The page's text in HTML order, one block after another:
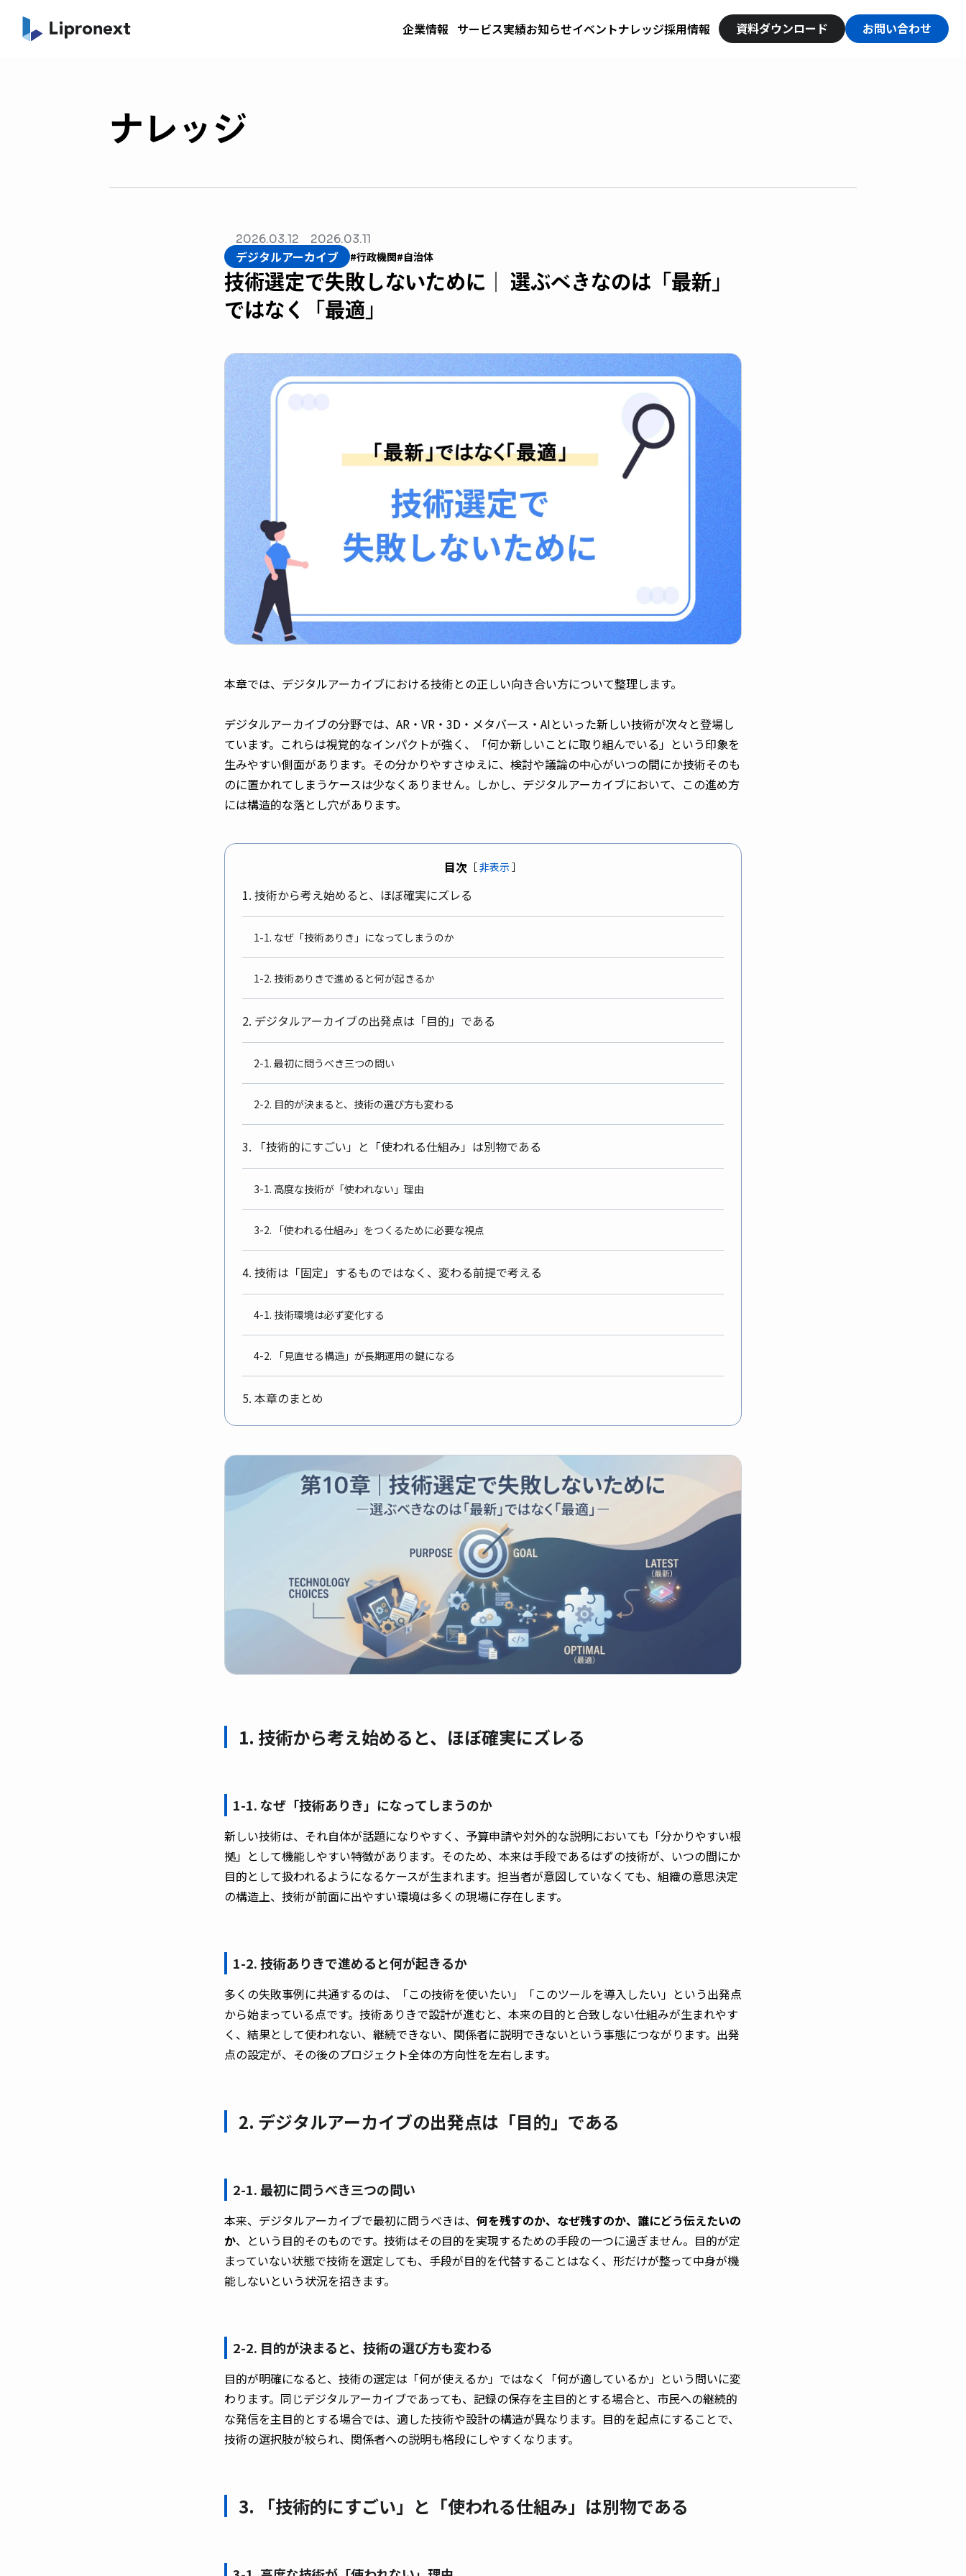
企業情報 サービス実績お知らせイベントナレッジ採用情報 資料ダウンロード お問い合わせ
ナレッジ
2026.03.12 2026.03.11
デジタルアーカイブ #行政機関#自治体
技術選定で失敗しないために｜ 選ぶべきなのは「最新」
ではなく「最適」
本章では、デジタルアーカイブにおける技術との正しい向き合い方について整理します。
デジタルアーカイブの分野では、AR・VR・3D・メタバース・AIといった新しい技術が次々と登場し
ています。これらは視覚的なインパクトが強く、「何か新しいことに取り組んでいる」という印象を
生みやすい側面があります。その分かりやすさゆえに、検討や議論の中心がいつの間にか技術そのも
のに置かれてしまうケースは少なくありません。しかし、デジタルアーカイブにおいて、この進め方
には構造的な落とし穴があります。
目次 ［非表示］
1. 技術から考え始めると、ほぼ確実にズレる
1-1. なぜ「技術ありき」になってしまうのか
1-2. 技術ありきで進めると何が起きるか
2. デジタルアーカイブの出発点は「目的」である
2-1. 最初に問うべき三つの問い
2-2. 目的が決まると、技術の選び方も変わる
3. 「技術的にすごい」と「使われる仕組み」は別物である
3-1. 高度な技術が「使われない」理由
3-2. 「使われる仕組み」をつくるために必要な視点
4. 技術は「固定」するものではなく、変わる前提で考える
4-1. 技術環境は必ず変化する
4-2. 「見直せる構造」が長期運用の鍵になる
5. 本章のまとめ
1. 技術から考え始めると、ほぼ確実にズレる
1-1. なぜ「技術ありき」になってしまうのか
新しい技術は、それ自体が話題になりやすく、予算申請や対外的な説明においても「分かりやすい根
拠」として機能しやすい特徴があります。そのため、本来は手段であるはずの技術が、いつの間にか
目的として扱われるようになるケースが生まれます。担当者が意図していなくても、組織の意思決定
の構造上、技術が前面に出やすい環境は多くの現場に存在します。
1-2. 技術ありきで進めると何が起きるか
多くの失敗事例に共通するのは、「この技術を使いたい」「このツールを導入したい」という出発点
から始まっている点です。技術ありきで設計が進むと、本来の目的と合致しない仕組みが生まれやす
く、結果として使われない、継続できない、関係者に説明できないという事態につながります。出発
点の設定が、その後のプロジェクト全体の方向性を左右します。
2. デジタルアーカイブの出発点は「目的」である
2-1. 最初に問うべき三つの問い
本来、デジタルアーカイブで最初に問うべきは、 何を残すのか、なぜ残すのか、誰にどう伝えたいの
か、という目的そのものです。技術はその目的を実現するための手段の一つに過ぎません。目的が定
まっていない状態で技術を選定しても、手段が目的を代替することはなく、形だけが整って中身が機
能しないという状況を招きます。
2-2. 目的が決まると、技術の選び方も変わる
目的が明確になると、技術の選定は「何が使えるか」ではなく「何が適しているか」という問いに変
わります。同じデジタルアーカイブであっても、記録の保存を主目的とする場合と、市民への継続的
な発信を主目的とする場合では、適した技術や設計の構造が異なります。目的を起点にすることで、
技術の選択肢が絞られ、関係者への説明も格段にしやすくなります。
3. 「技術的にすごい」と「使われる仕組み」は別物である